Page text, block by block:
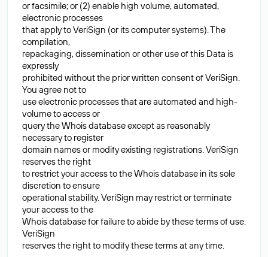
or facsimile; or (2) enable high volume, automated,
electronic processes
that apply to VeriSign (or its computer systems). The
compilation,
repackaging, dissemination or other use of this Data is
expressly
prohibited without the prior written consent of VeriSign.
You agree not to
use electronic processes that are automated and high-
volume to access or
query the Whois database except as reasonably
necessary to register
domain names or modify existing registrations. VeriSign
reserves the right
to restrict your access to the Whois database in its sole
discretion to ensure
operational stability. VeriSign may restrict or terminate
your access to the
Whois database for failure to abide by these terms of use.
VeriSign
reserves the right to modify these terms at any time.